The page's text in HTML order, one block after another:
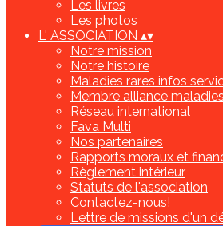
Les livres
Les photos
L' ASSOCIATION ▴▾
Notre mission
Notre histoire
Maladies rares infos
Membre alliance
Réseau international
Fava Multi
Nos partenaires
Rapports moraux et
Règlement intérieur
Statuts de l'association
Contactez-nous!
Lettre de missions d'un